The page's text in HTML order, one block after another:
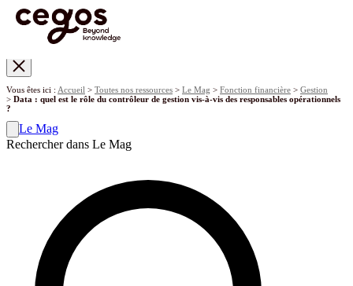
Vous êtes ici : Accueil > Toutes nos ressources > Le Mag > Fonction financière > Gestion
> Data : quel est le rôle du contrôleur de gestion vis-à-vis des responsables opérationnels
?
Le Mag
Rechercher dans Le Mag